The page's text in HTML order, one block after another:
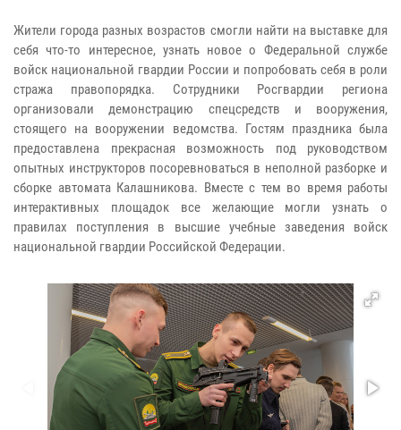
Жители города разных возрастов смогли найти на выставке для
себя что-то интересное, узнать новое о Федеральной службе
войск национальной гвардии России и попробовать себя в роли
стража правопорядка. Сотрудники Росгвардии региона
организовали демонстрацию спецсредств и вооружения,
стоящего на вооружении ведомства. Гостям праздника была
предоставлена прекрасная возможность под руководством
опытных инструкторов посоревноваться в неполной разборке и
сборке автомата Калашникова. Вместе с тем во время работы
интерактивных площадок все желающие могли узнать о
правилах поступления в высшие учебные заведения войск
национальной гвардии Российской Федерации.